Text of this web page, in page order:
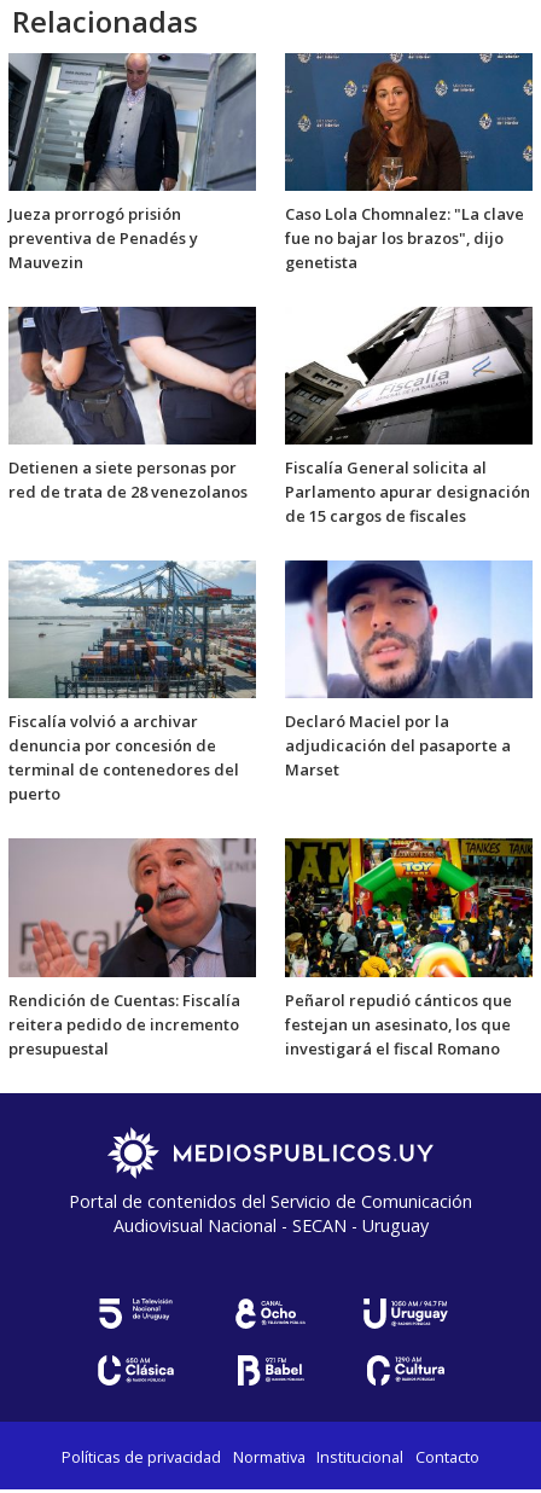
Relacionadas
Jueza prorrogó prisión
preventiva de Penadés y
Mauvezin
Caso Lola Chomnalez: "La clave
fue no bajar los brazos", dijo
genetista
Detienen a siete personas por
red de trata de 28 venezolanos
Fiscalía General solicita al
Parlamento apurar designación
de 15 cargos de fiscales
Fiscalía volvió a archivar
denuncia por concesión de
terminal de contenedores del
puerto
Declaró Maciel por la
adjudicación del pasaporte a
Marset
Rendición de Cuentas: Fiscalía
reitera pedido de incremento
presupuestal
Peñarol repudió cánticos que
festejan un asesinato, los que
investigará el fiscal Romano
Portal de contenidos del Servicio de Comunicación
Audiovisual Nacional - SECAN - Uruguay
Políticas de privacidad Normativa Institucional Contacto